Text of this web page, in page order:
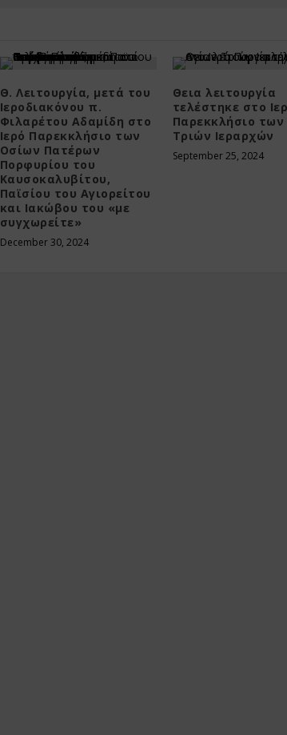
Θ. Λειτουργία, μετά του
Ιεροδιακόνου π.
Φιλαρέτου Αδαμίδη στο
Ιερό Παρεκκλήσιο των
Οσίων Πατέρων
Πορφυρίου του
Καυσοκαλυβίτου,
Παϊσίου του Αγιορείτου
και Ιακώβου του «με
συγχωρείτε»
December 30, 2024
Θεια λειτουργία
τελέστηκε στο
Παρεκκλήσιο των
Τριών Ιεραρχών
September 25, 2024